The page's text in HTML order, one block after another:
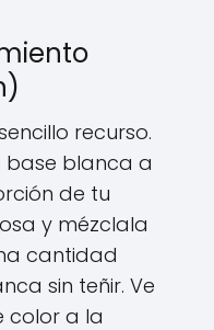
recurso.
base blanca a
de tu
y mézclala
cantidad
sin teñir. Ve
color a la